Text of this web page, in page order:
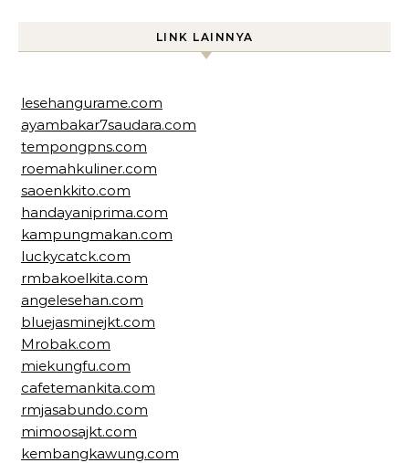
LINK LAINNYA
lesehangurame.com
ayambakar7saudara.com
tempongpns.com
roemahkuliner.com
saoenkkito.com
handayaniprima.com
kampungmakan.com
luckycatck.com
rmbakoelkita.com
angelesehan.com
bluejasminejkt.com
Mrobak.com
miekungfu.com
cafetemankita.com
rmjasabundo.com
mimoosajkt.com
kembangkawung.com